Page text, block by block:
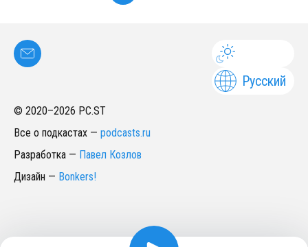
Русский
© 2020–2026 PC.ST
Все о подкастах — podcasts.ru
Разработка — Павел Козлов
Дизайн — Bonkers!